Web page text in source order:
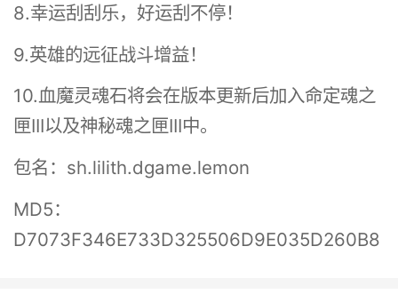
8.幸运刮刮乐，好运刮不停！
9.英雄的远征战斗增益！
10.血魔灵魂石将会在版本更新后加入命定魂之
匣III以及神秘魂之匣III中。
包名：sh.lilith.dgame.lemon
MD5：
D7073F346E733D325506D9E035D260B8